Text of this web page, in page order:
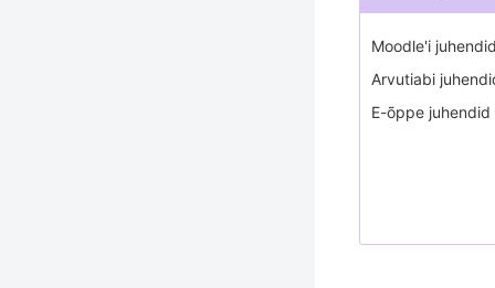
Moodle'i
Arvutiabi
E-õppe juhendid